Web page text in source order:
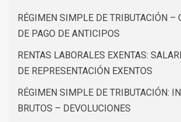
RÉGIMEN SIMPLE DE TRIBUTACIÓN –
DE PAGO DE ANTICIPOS
RENTAS LABORALES EXENTAS:
DE REPRESENTACIÓN EXENTOS
RÉGIMEN SIMPLE DE TRIBUTACIÓN:
BRUTOS – DEVOLUCIONES